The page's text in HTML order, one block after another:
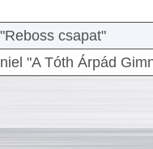
csapat"
"A Tóth Árpád